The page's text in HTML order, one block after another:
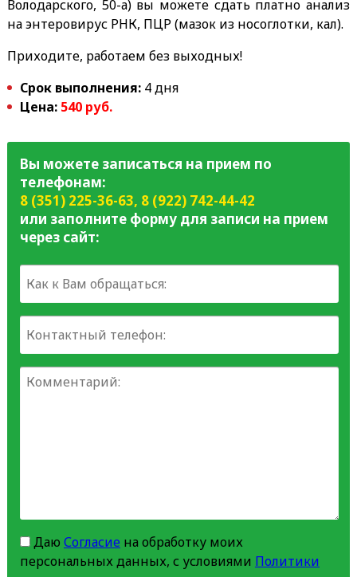
Володарского, 50-а) вы можете сдать платно анализ
на энтеровирус РНК, ПЦР (мазок из носоглотки, кал).
Приходите, работаем без выходных!
Срок выполнения:4 дня
Цена: 540 руб.
Вы можете записаться на прием по
телефонам:
8 (351) 225-36-63, 8 (922) 742-44-42
или заполните форму для записи на прием
через сайт:
Даю Согласиена обработку моих
персональных данных, с условиями Политики